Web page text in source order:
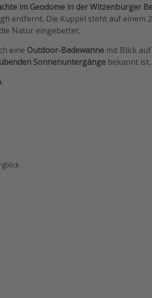
im Geodome in der Witzenburger
entfernt. Die Kuppel steht auf einem
Natur eingebettet.
eine Outdoor-Badewanne mit Blick
Sonnenuntergänge bekannt ist.